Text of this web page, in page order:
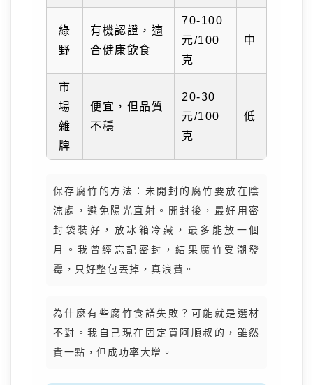
綠
野
有機認證，適
合健康飲食
70-100
元/100
克
中
市
場
雜
牌
便宜，但品質
不穩
20-30
元/100
克
低
保存腐竹的方法：未開封的腐竹要放在陰
涼處，避免陽光直射。開封後，最好用密
封袋裝好，放冰箱冷藏，最多能放一個
月。我曾經忘記密封，結果腐竹受潮發
霉，只好整包丟掉，真浪費。
為什麼有些腐竹食譜失敗？可能就是選材
不對。我自己現在固定買阿順叔的，雖然
貴一點，但成功率大增。